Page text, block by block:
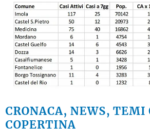
CRONACA, NEWS,
COPERTINA